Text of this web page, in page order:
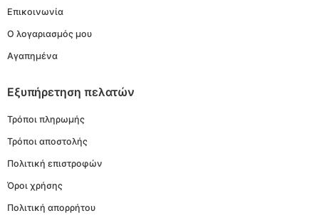
Επικοινωνία
Ο λογαριασμός μου
Αγαπημένα
Εξυπήρετηση πελατών
Τρόποι πληρωμής
Τρόποι αποστολής
Πολιτική επιστροφών
Όροι χρήσης
Πολιτική απορρήτου